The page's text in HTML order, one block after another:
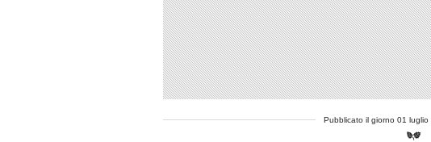
Pubblicato il giorno 01 luglio